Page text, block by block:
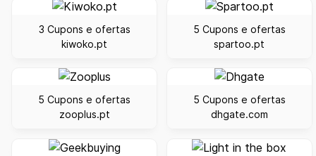
3 Cupons e ofertas
kiwoko.pt
5 Cupons e ofertas
spartoo.pt
5 Cupons e ofertas
zooplus.pt
5 Cupons e ofertas
dhgate.com